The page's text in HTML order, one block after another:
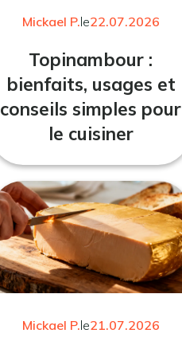
Mickael P.le22.07.2026
Topinambour :
bienfaits, usages et
conseils simples pour
le cuisiner
Mickael P.le21.07.2026